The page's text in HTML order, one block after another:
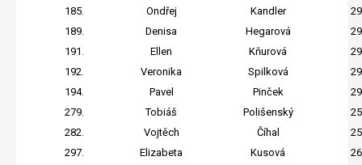
185.
Ondřej Kandler
189.
Denisa Hegarová
191.
Ellen Kňurová
192.
Veronika Spilková
194.
Pavel Pinček
279.
Tobiáš Polišenský
282.
Vojtěch Číhal
297.
Elizabeta Kusová